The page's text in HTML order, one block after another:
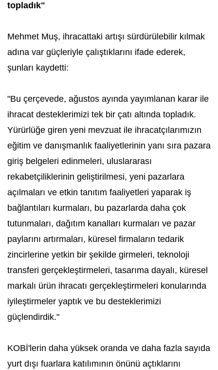
topladık"
Mehmet Muş, ihracattaki artışı sürdürülebilir kılmak
adına var güçleriyle çalıştıklarını ifade ederek,
şunları kaydetti:
"Bu çerçevede, ağustos ayında yayımlanan karar ile
ihracat desteklerimizi tek bir çatı altında topladık.
Yürürlüğe giren yeni mevzuat ile ihracatçılarımızın
eğitim ve danışmanlık faaliyetlerinin yanı sıra pazara
giriş belgeleri edinmeleri, uluslararası
rekabetçiliklerinin geliştirilmesi, yeni pazarlara
açılmaları ve etkin tanıtım faaliyetleri yaparak iş
bağlantıları kurmaları, bu pazarlarda daha çok
tutunmaları, dağıtım kanalları kurmaları ve pazar
paylarını artırmaları, küresel firmaların tedarik
zincirlerine yetkin bir şekilde girmeleri, teknoloji
transferi gerçekleştirmeleri, tasarıma dayalı, küresel
markalı ürün ihracatı gerçekleştirmeleri konularında
iyileştirmeler yaptık ve bu desteklerimizi
güçlendirdik."
KOBİ'lerin daha yüksek oranda ve daha fazla sayıda
yurt dışı fuarlara katılımının önünü açtıklarını